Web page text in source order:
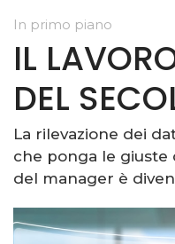
In primo piano
IL
DEL
La rilevazione dei
che ponga le giuste
del manager è